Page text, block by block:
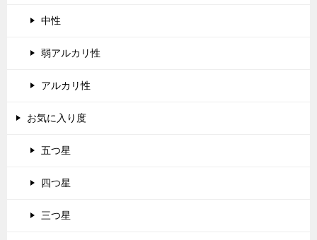
中性
弱アルカリ性
アルカリ性
お気に入り度
五つ星
四つ星
三つ星